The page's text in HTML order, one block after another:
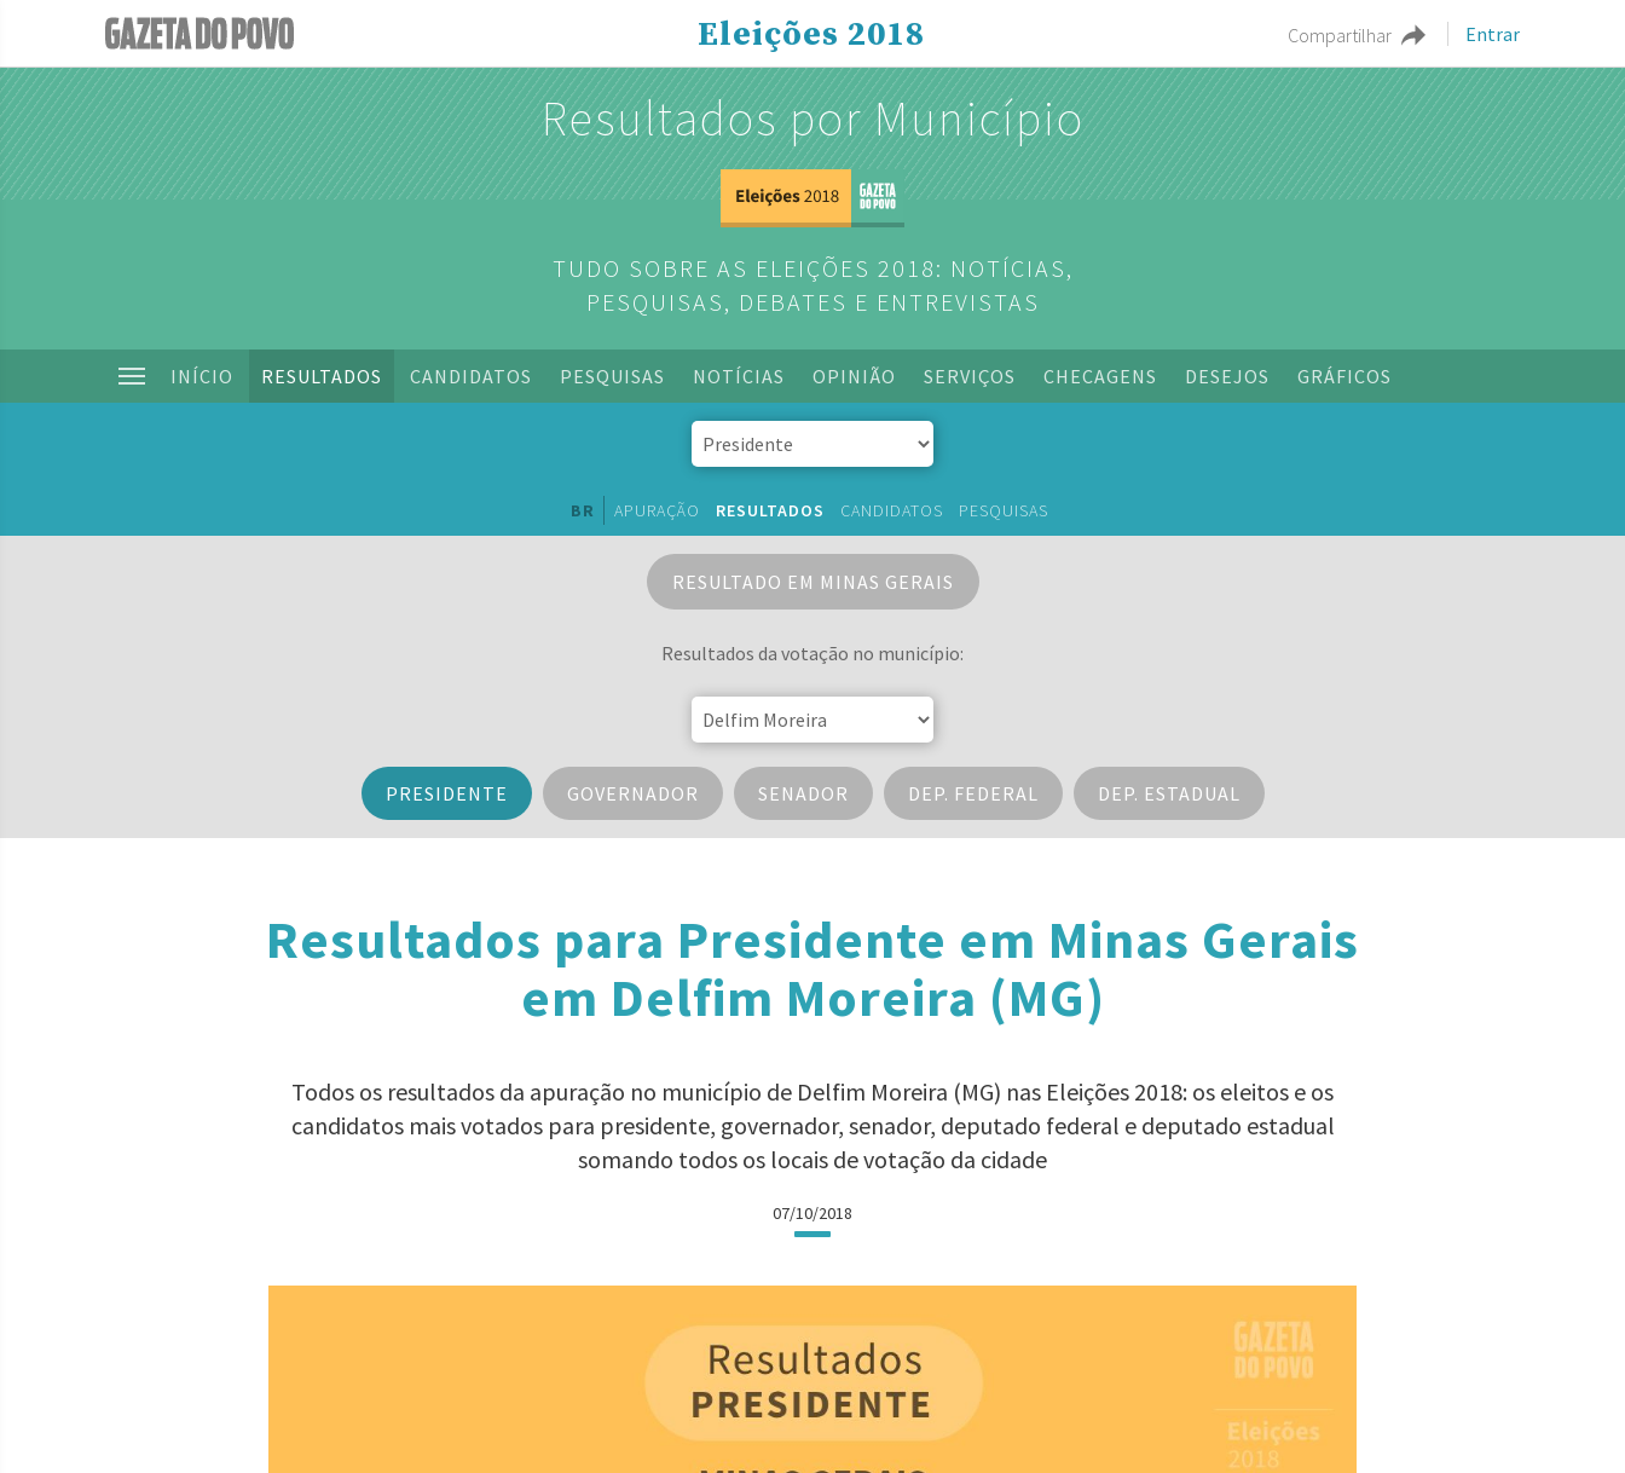
Compartilhar Entrar
Eleições 2018
Resultados por Município
TUDO SOBRE AS ELEIÇÕES 2018: NOTÍCIAS,
PESQUISAS, DEBATES E ENTREVISTAS
INÍCIO RESULTADOS CANDIDATOS PESQUISAS NOTÍCIAS OPINIÃO SERVIÇOS CHECAGENS DESEJOS GRÁFICOS
BR APURAÇÃO RESULTADOS CANDIDATOS PESQUISAS
RESULTADO EM MINAS GERAIS
Resultados da votação no município:
PRESIDENTE GOVERNADOR SENADOR DEP. FEDERAL DEP. ESTADUAL
Resultados para Presidente em Minas Gerais
em Delfim Moreira (MG)
Todos os resultados da apuração no município de Delfim Moreira (MG) nas Eleições 2018: os eleitos e os
candidatos mais votados para presidente, governador, senador, deputado federal e deputado estadual
somando todos os locais de votação da cidade
07/10/2018